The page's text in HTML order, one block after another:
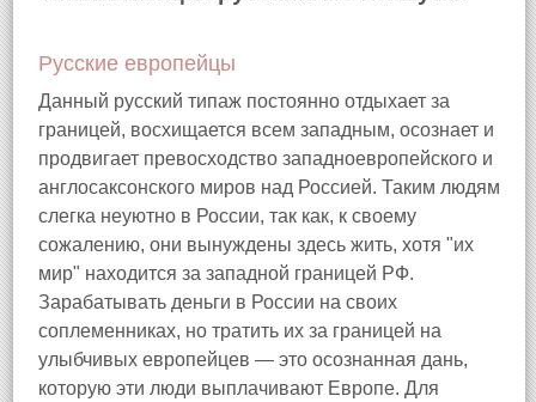
Русские европейцы
Данный русский типаж постоянно отдыхает за
границей, восхищается всем западным, осознает и
продвигает превосходство западноевропейского и
англосаксонского миров над Россией. Таким людям
слегка неуютно в России, так как, к своему
сожалению, они вынуждены здесь жить, хотя "их
мир" находится за западной границей РФ.
Зарабатывать деньги в России на своих
соплеменниках, но тратить их за границей на
улыбчивых европейцев — это осознанная дань,
которую эти люди выплачивают Европе. Для